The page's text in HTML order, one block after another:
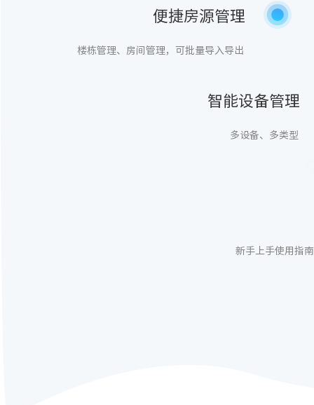
新手上手使用指
智能设备管理
多设备、多类型
便捷房源管理
楼栋管理、房间管理，可批量导入导出